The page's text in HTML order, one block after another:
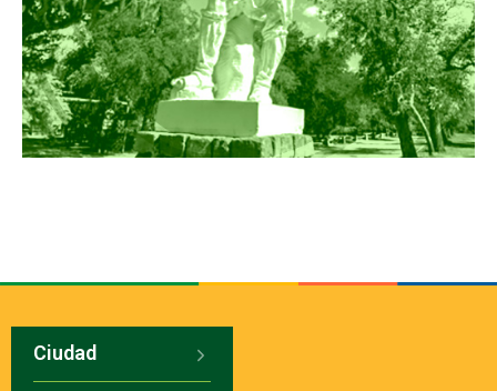
Ciudad